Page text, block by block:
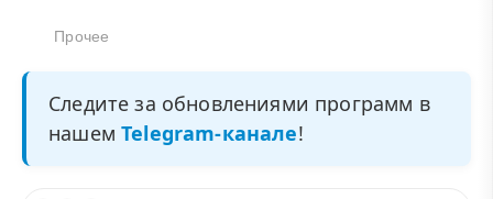
Прочее
Следите за обновлениями программ в
нашемTelegram-канале!